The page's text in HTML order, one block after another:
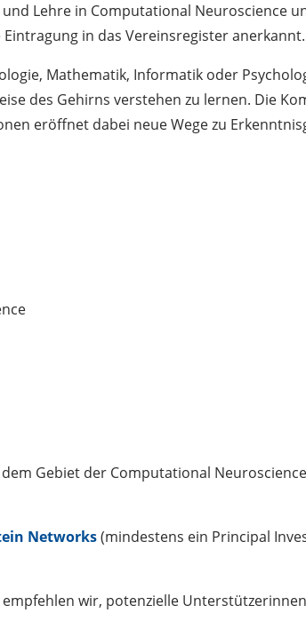
Lehre in Computational Neuroscience
in das Vereinsregister anerkannt.
Mathematik, Informatik oder
des Gehirns verstehen zu lernen. Die
eröffnet dabei neue Wege zu
Gebiet der Computational
Networks(mindestens ein Principal
wir, potenzielle